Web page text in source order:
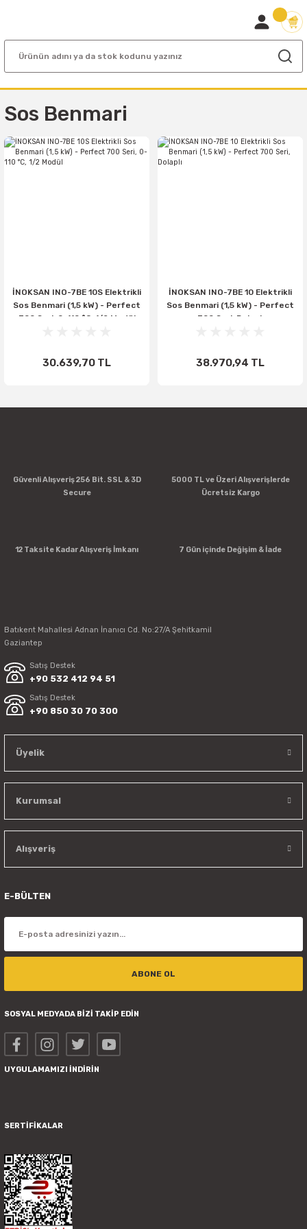
Sos Benmari
İNOKSAN INO-7BE 10S Elektrikli
Sos Benmari (1,5 kW) - Perfect
700 Seri, 0-110 °C, 1/2 Modül
30.639,70 TL
İNOKSAN INO-7BE 10 Elektrikli
Sos Benmari (1,5 kW) - Perfect
700 Seri, Dolaplı
38.970,94 TL
Güvenli Alışveriş 256 Bit. SSL & 3D
Secure
5000 TL ve Üzeri Alışverişlerde
Ücretsiz Kargo
12 Taksite Kadar Alışveriş İmkanı 7 Gün içinde Değişim & İade
Batıkent Mahallesi Adnan İnanıcı Cd. No:27/A Şehitkamil
Gaziantep
Satış Destek
+90 532 412 94 51
Satış Destek
+90 850 30 70 300
Üyelik
Kurumsal
Alışveriş
E-BÜLTEN
ABONE OL
SOSYAL MEDYADA BİZİ TAKİP EDİN
UYGULAMAMIZI İNDİRİN
SERTİFİKALAR